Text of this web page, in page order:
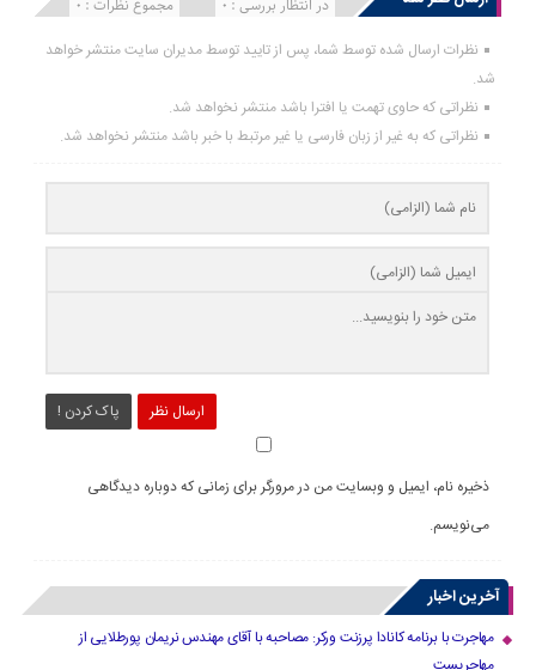
مجموع نظرات : 0 در انتظار بررسی : 0 انتشار یافته : 0
نظرات ارسال شده توسط شما، پس از تایید توسط مدیران سایت منتشر خواهد
شد.
نظراتی که حاوی تهمت یا افترا باشد منتشر نخواهد شد.
نظراتی که به غیر از زبان فارسی یا غیر مرتبط با خبر باشد منتشر نخواهد شد.
ارسال نظر پاک کردن !
ذخیره نام، ایمیل و وبسایت من در مرورگر برای زمانی که دوباره دیدگاهی
می‌نویسم.
آخرین اخبار
مهاجرت با برنامه کانادا پرزنت ورکر: مصاحبه با آقای مهندس نریمان پورطلایی از
مهاجریست